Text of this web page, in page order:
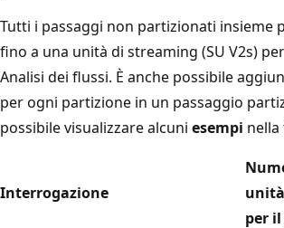
Tutti i passaggi non partizionati insieme
fino a una unità di streaming (SU V2s)
Analisi dei flussi. È anche possibile
per ogni partizione in un passaggio
possibile visualizzare alcuni esempi nella
Interrogazione
per